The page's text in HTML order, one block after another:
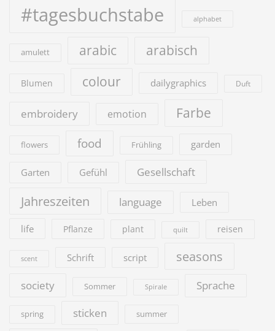
#tagesbuchstabe
alphabet
amulett arabic arabisch
Blumen colour dailygraphics Duft
embroidery emotion Farbe
flowers food Frühling garden
Garten Gefühl Gesellschaft
Jahreszeiten language Leben
life Pflanze plant quilt reisen
scent Schrift script seasons
society Sommer Spirale Sprache
spring sticken summer